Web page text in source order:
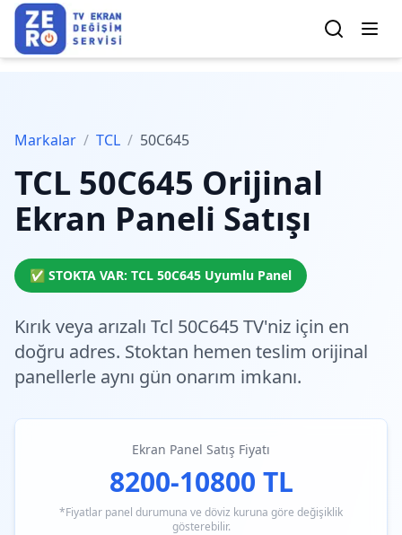
Markalar / TCL / 50C645
TCL 50C645 Orijinal
Ekran Paneli Satışı
✅ STOKTA VAR: TCL 50C645 Uyumlu Panel
Kırık veya arızalı Tcl 50C645 TV'niz için en
doğru adres. Stoktan hemen teslim orijinal
panellerle aynı gün onarım imkanı.
Ekran Panel Satış Fiyatı
8200-10800 TL
*Fiyatlar panel durumuna ve döviz kuruna göre değişiklik
gösterebilir.